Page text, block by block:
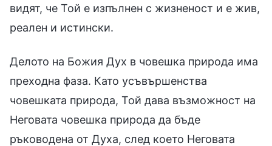
видят, че Той е изпълнен с жизненост и е жив,
реален и истински.
Делото на Божия Дух в човешка природа има
преходна фаза. Като усъвършенства
човешката природа, Той дава възможност на
Неговата човешка природа да бъде
ръководена от Духа, след което Неговата